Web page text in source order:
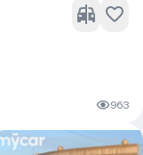
963